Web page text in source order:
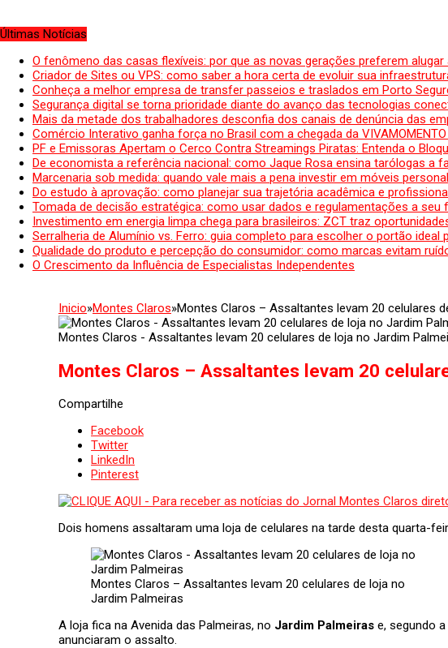
Últimas Notícias
O fenômeno das casas flexíveis: por que as novas gerações preferem
Criador de Sites ou VPS: como saber a hora certa de evoluir sua
Conheça a melhor empresa de transfer passeios e traslados em Porto
Segurança digital se torna prioridade diante do avanço das tecnologias
Mais da metade dos trabalhadores desconfia dos canais de denúncia das
Comércio Interativo ganha força no Brasil com a chegada da
PF e Emissoras Apertam o Cerco Contra Streamings Piratas: Entenda o
De economista a referência nacional: como Jaque Rosa ensina tarólogas a
Marcenaria sob medida: quando vale mais a pena investir em móveis
Do estudo à aprovação: como planejar sua trajetória acadêmica e profissional
Tomada de decisão estratégica: como usar dados e regulamentações a seu
Investimento em energia limpa chega para brasileiros: ZCT traz
Serralheria de Alumínio vs. Ferro: guia completo para escolher o portão ideal
Qualidade do produto e percepção do consumidor: como marcas evitam
O Crescimento da Influência de Especialistas Independentes
Inicio»Montes Claros»Montes Claros – Assaltantes levam 20 celulares
Montes Claros - Assaltantes levam 20 celulares de loja no Jardim
Montes Claros – Assaltantes levam 20
Compartilhe
Facebook
Twitter
LinkedIn
Pinterest
Dois homens assaltaram uma loja de celulares na tarde desta quarta-
Montes Claros – Assaltantes levam 20 celulares de loja no
Jardim Palmeiras
A loja fica na Avenida das Palmeiras, no Jardim Palmeiras e, segundo
anunciaram o assalto.